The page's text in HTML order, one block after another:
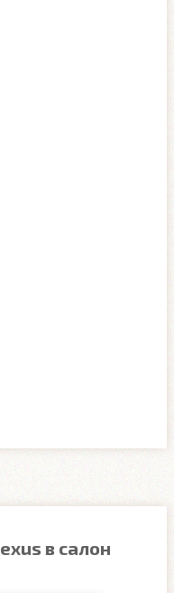
в салон